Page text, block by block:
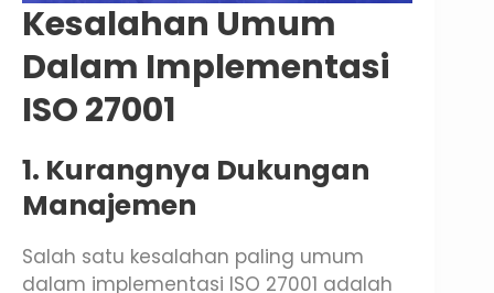
Kesalahan Umum
Dalam Implementasi
ISO 27001
1. Kurangnya Dukungan
Manajemen
Salah satu kesalahan paling umum
dalam implementasi ISO 27001 adalah